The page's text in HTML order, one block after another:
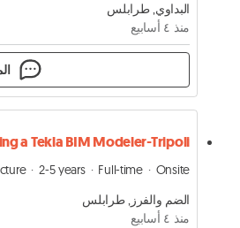
البداوي, طرابلس
منذ ٤ أسابيع
a Tekla BIM Modeler-Tripoli
2-5 years Full-time
Onsite
الضم والفرز, طرابلس
منذ ٤ أسابيع